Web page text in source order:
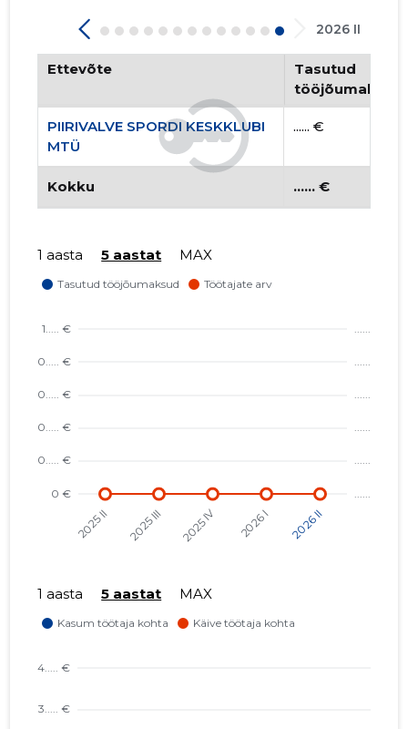
2026 II
Ettevõte
Tasutud
tööjõumaksud
PIIRIVALVE SPORDI KESKKLUBI
MTÜ
...... €
Kokku ...... €
1 aasta 5 aastat MAX
1 aasta 5 aastat MAX